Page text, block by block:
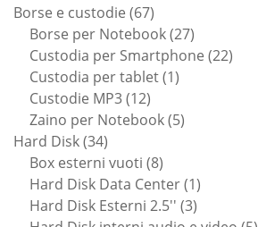
Borse e custodie 6767
prodotti
Borse per Notebook 2727
prodotti
Custodia per Smartphone 2222
Custodia per tablet 11
Custodie MP3 1212
prodotti
Zaino per Notebook 55
Hard Disk 3434
prodotti
Box esterni vuoti 88
prodotti
Hard Disk Data Center 11
prodotto
Hard Disk Esterni 2.5'' 33